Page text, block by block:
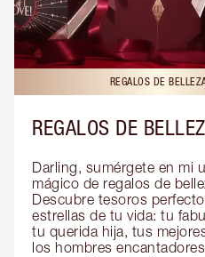
REGALOS DE
REGALOS DE
Darling, sumérgete en mi
mágico de regalos de
Descubre tesoros
estrellas de tu vida: tu
tu querida hija, tus
los hombres